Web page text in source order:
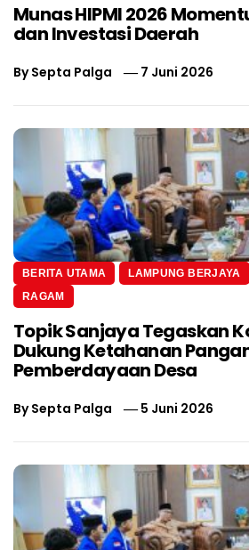
Munas HIPMI 2026
dan Investasi Daerah
BySepta Palga 7 Juni 2026
BERITA UTAMA LAMPUNG BERJAYA
RAGAM
Topik Sanjaya Tegaskan
Dukung Ketahanan
Pemberdayaan Desa
BySepta Palga 5 Juni 2026